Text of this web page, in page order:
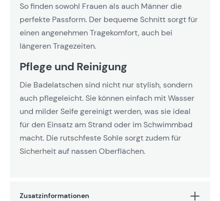
So finden sowohl Frauen als auch Männer die
perfekte Passform. Der bequeme Schnitt sorgt für
einen angenehmen Tragekomfort, auch bei
längeren Tragezeiten.
Pflege und Reinigung
Die Badelatschen sind nicht nur stylish, sondern
auch pflegeleicht. Sie können einfach mit Wasser
und milder Seife gereinigt werden, was sie ideal
für den Einsatz am Strand oder im Schwimmbad
macht. Die rutschfeste Sohle sorgt zudem für
Sicherheit auf nassen Oberflächen.
Zusatzinformationen